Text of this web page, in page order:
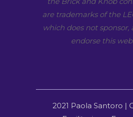
are trademarks of the
which does not sponsor,
endorse this
2021 Paola Santoro |